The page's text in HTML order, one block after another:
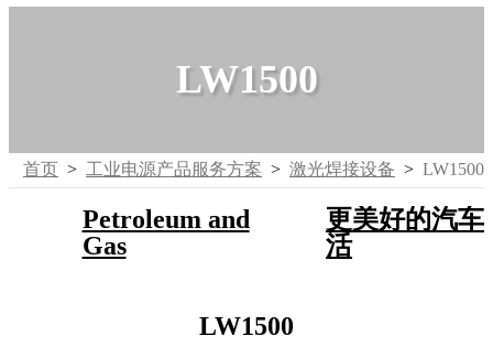
LW1500
首页 > 工业电源产品服务方案 > 激光焊接设备 > LW1500
Petroleum and
Gas
更美好的汽车
活
LW1500